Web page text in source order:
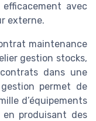
avec
externe.
maintenance
gestion stocks,
dans une
permet de
d’équipements
produisant des